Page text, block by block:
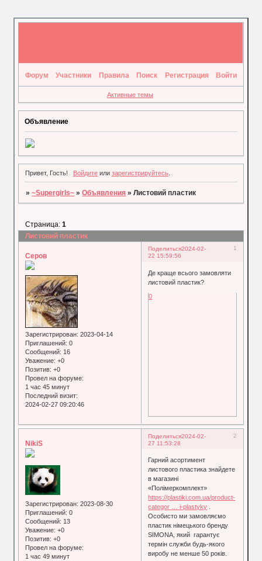
Форум Участники Правила Поиск Регистрация Войти
Активные темы
Объявление
Привет, Гость! Войдитеили зарегистрируйтесь.
»~Supergirls~ »Объявления »Листовий пластик
Листовий пластик
Страница:1
Поделиться 1
2024-02-
22 15:59:56
Серов
Зарегистрирован: 2023-04-14
Приглашений: 0
Сообщений: 16
Уважение: +0
Позитив: +0
Провел на форуме:
1 час 45 минут
Последний визит:
2024-02-27 09:20:46
Де краще всього замовляти
листовий пластик?
0
Поделиться 2
2024-02-
27 11:53:28
NikiS
Зарегистрирован: 2023-08-30
Приглашений: 0
Сообщений: 13
Уважение: +0
Позитив: +0
Провел на форуме:
1 час 49 минут
Гарний асортимент
листового пластика знайдете
в магазині
«Полімеркомплект»
https://plastiki.com.ua/product-
categor … i-plastyky
Особисто ми замовляємо
пластик німецького бренду
SIMONA, який гарантує
термін служби будь-якого
виробу не менше 50 років.